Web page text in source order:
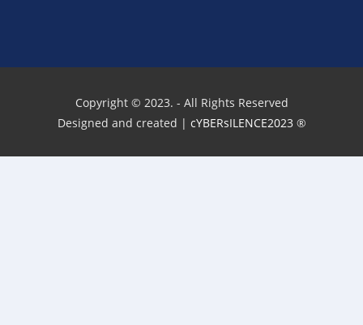
Copyright © 2023. - All Rights Reserved
Designed and created | cYBERsILENCE2023®